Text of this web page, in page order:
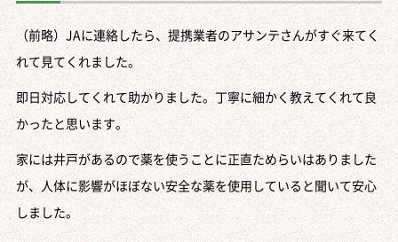
（前略）JAに連絡したら、提携業者のアサンテさんがすぐ来てく
れて見てくれました。
即日対応してくれて助かりました。丁寧に細かく教えてくれて良
かったと思います。
家には井戸があるので薬を使うことに正直ためらいはありました
が、人体に影響がほぼない安全な薬を使用していると聞いて安心
しました。